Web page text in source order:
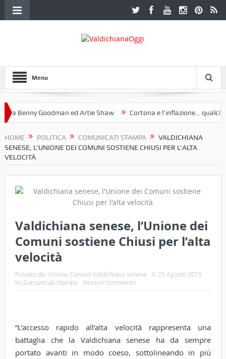
Menu
Benny Goodman ed Artie Shaw Cortona e l’inflazione… qualche
HOME POLITICA COMUNICATI STAMPA
VALDICHIANA
SENESE, L’UNIONE DEI COMUNI SOSTIENE CHIUSI PER L’ALTA
VELOCITÀ
Valdichiana senese, l’Unione dei
Comuni sostiene Chiusi per l’alta
velocità
Postato da: Unione Comuni Valdichiana senese il: 25 Agosto 2015
In: Comunicati stampa Nessun commento
“L’accesso rapido all’alta velocità rappresenta una
battaglia che la Valdichiana senese ha da sempre
portato avanti in modo coeso, sottolineando in più